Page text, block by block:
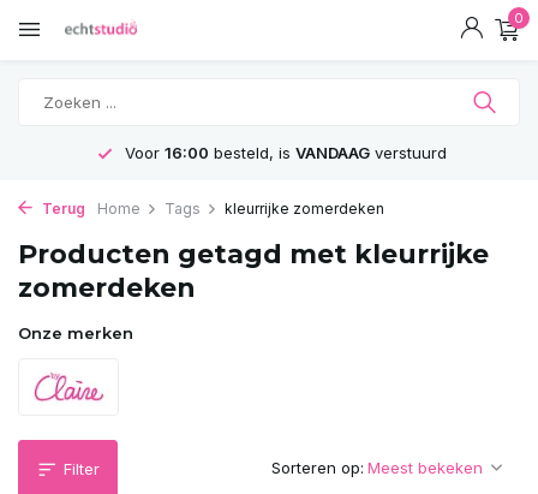
0
Voor 16:00 besteld, is VANDAAGverstuurd
Terug Home Tags kleurrijke zomerdeken
Producten getagd met kleurrijke
zomerdeken
Onze merken
Filter Sorteren op: